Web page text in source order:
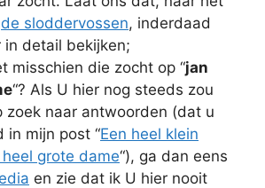
de sloddervossen, inderdaad
in detail bekijken;
misschien die zocht op “jan
“? Als U hier nog steeds zou
zoek naar antwoorden (dat u
in mijn post “Een heel klein
grote dame“), ga dan eens
en zie dat ik U hier nooit